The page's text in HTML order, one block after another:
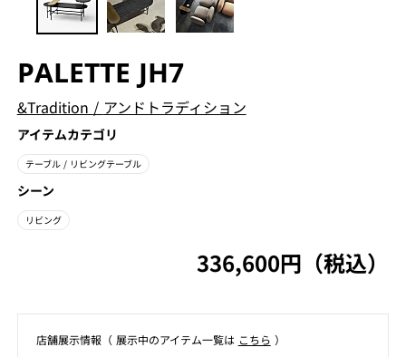
PALETTE JH7
&Tradition / アンドトラディション
アイテムカテゴリ
テーブル / リビングテーブル
シーン
リビング
336,600円（税込）
店舗展⽰情報（ 展⽰中のアイテム⼀覧は こちら ）